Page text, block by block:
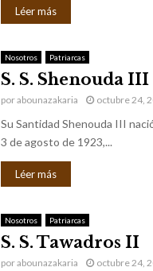
Léer más
Nosotros Patriarcas
S. S. Shenouda III
porabounazakaria octubre 24,
Su Santidad Shenouda III
3 de agosto de 1923,...
Léer más
Nosotros Patriarcas
S. S. Tawadros II
porabounazakaria octubre 24,